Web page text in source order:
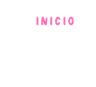
Inicio